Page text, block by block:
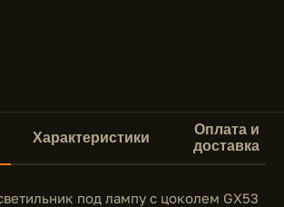
Характеристики
Оплата и
доставка
под лампу с цоколем GX53